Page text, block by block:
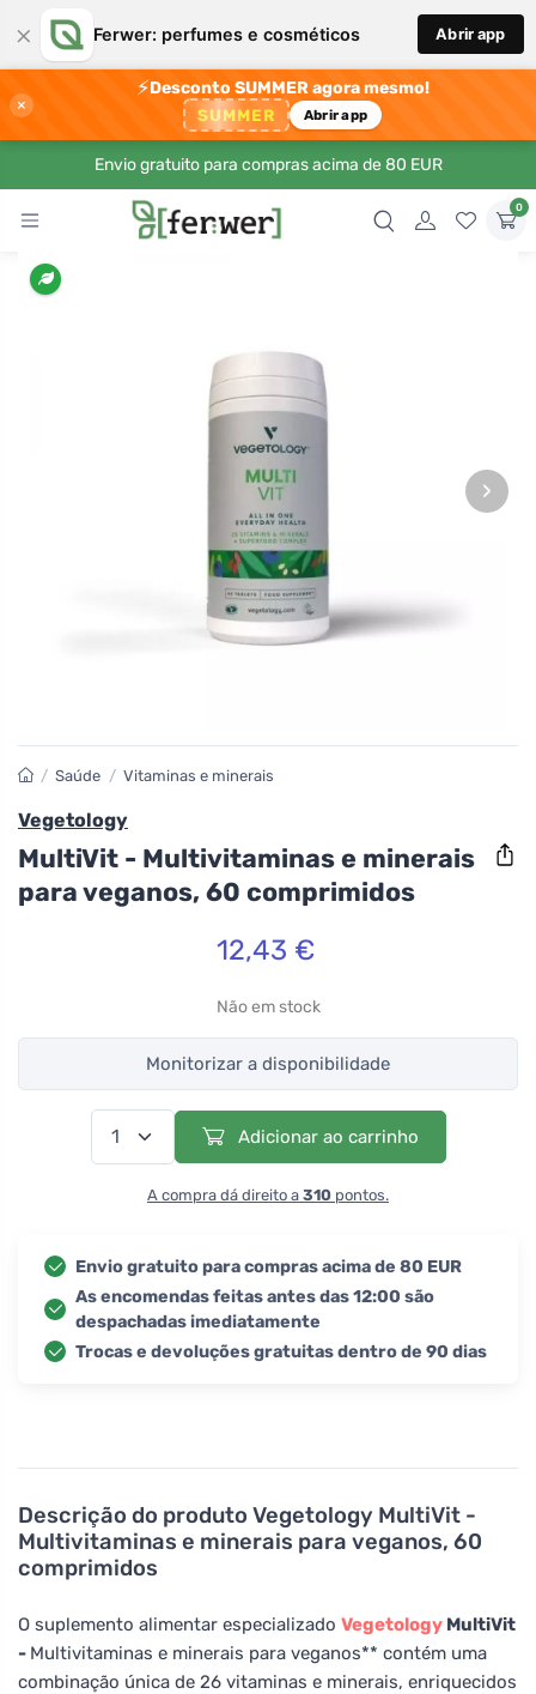
× Ferwer: perfumes e cosméticos Abrir app
×
⚡Desconto SUMMER agora mesmo!
SUMMER Abrir app
Envio gratuito para compras acima de 80 EUR
0
›
Descrição do produto Vegetology MultiVit -
Multivitaminas e minerais para veganos, 60
comprimidos
O suplemento alimentar especializado Vegetology MultiVit
- Multivitaminas e minerais para veganos** contém uma
combinação única de 26 vitaminas e minerais, enriquecidos
/ Saúde / Vitaminas e minerais
Vegetology
MultiVit - Multivitaminas e minerais
para veganos, 60 comprimidos
12,43 €
Não em stock
Monitorizar a disponibilidade
Adicionar ao carrinho
A compra dá direito a 310 pontos.
Envio gratuito para compras acima de 80 EUR
As encomendas feitas antes das 12:00 são
despachadas imediatamente
Trocas e devoluções gratuitas dentro de 90 dias